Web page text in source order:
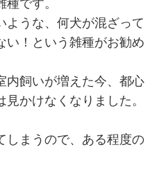
です。
ような、何犬が混ざって
い！という雑種がお勧め
内飼いが増えた今、都心
かけなくなりました。
しまうので、ある程度の